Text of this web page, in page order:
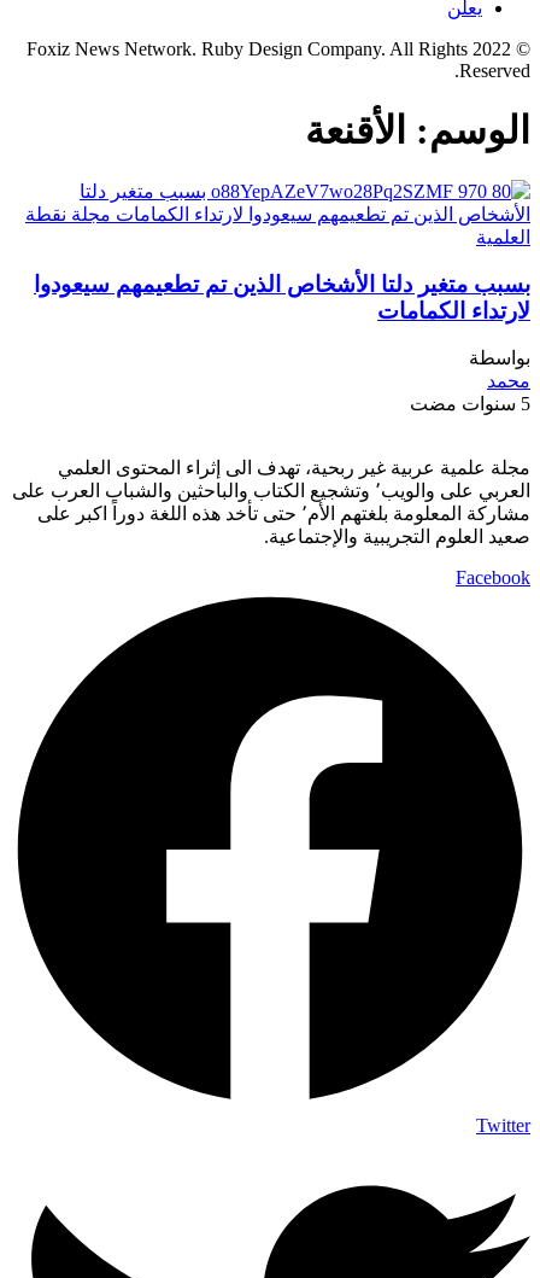
يعلن
© 2022 Foxiz News Network. Ruby Design Company. All Rights
Reserved.
الوسم: الأقنعة
بسبب متغير دلتا الأشخاص الذين تم تطعيمهم سيعودوا
لارتداء الكمامات
بواسطة
محمد
5 سنوات مضت
مجلة علمية عربية غير ربحية، تهدف الى إثراء المحتوى العلمي
العربي على والويب٬ وتشجيع الكتاب والباحثين والشباب العرب على
مشاركة المعلومة بلغتهم الأم٬ حتى تأخد هذه اللغة دوراً اكبر على
صعيد العلوم التجريبية والإجتماعية.
Facebook
Twitter